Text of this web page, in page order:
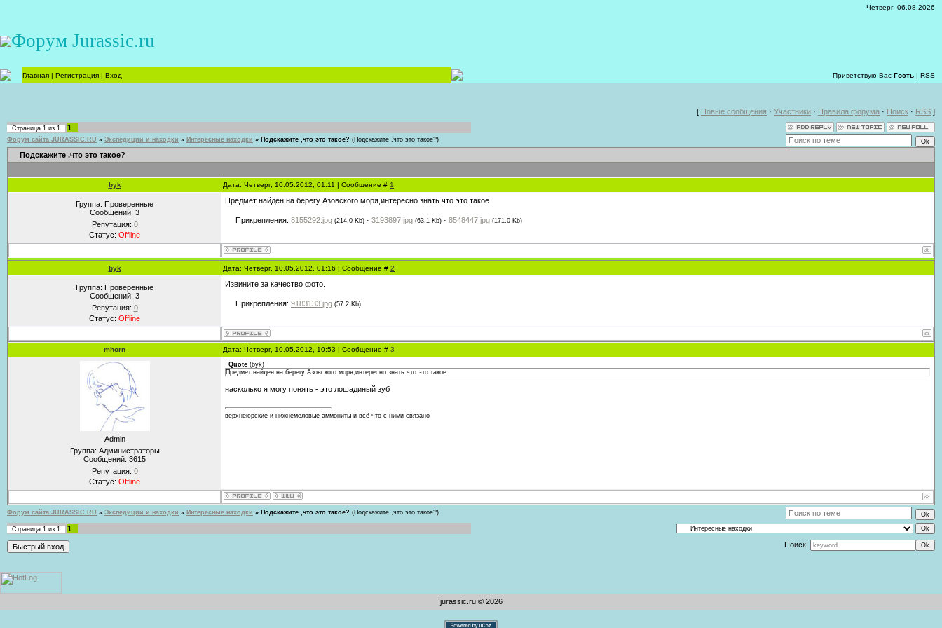
Четверг, 06.08.2026
Форум Jurassic.ru
Главная | Регистрация | Вход Приветствую Вас Гость | RSS
[ Новые сообщения · Участники · Правила форума · Поиск · RSS ]
Страница 1 из 1 1
Форум сайта JURASSIC.RU » Экспедиции и находки » Интересные находки » Подскажите ,что это такое? (Подскажите ,что это такое?)
Подскажите ,что это такое?
byk Дата: Четверг, 10.05.2012, 01:11 | Сообщение # 1
Группа: Проверенные
Сообщений: 3
Репутация: 0
Статус: Offline
Предмет найден на берегу Азовского моря,интересно знать что это такое.
Прикрепления: 8155292.jpg (214.0 Kb) · 3193897.jpg (63.1 Kb) · 8548447.jpg (171.0 Kb)
byk Дата: Четверг, 10.05.2012, 01:16 | Сообщение # 2
Группа: Проверенные
Сообщений: 3
Репутация: 0
Статус: Offline
Извините за качество фото.
Прикрепления: 9183133.jpg (57.2 Kb)
mhorn Дата: Четверг, 10.05.2012, 10:53 | Сообщение # 3
Admin
Группа: Администраторы
Сообщений: 3615
Репутация: 0
Статус: Offline
Quote (byk)
Предмет найден на берегу Азовского моря,интересно знать что это такое
насколько я могу понять - это лошадиный зуб
верхнеюрские и нижнемеловые аммониты и всё что с ними связано
Форум сайта JURASSIC.RU » Экспедиции и находки » Интересные находки » Подскажите ,что это такое? (Подскажите ,что это такое?)
Страница 1 из 1
1
Поиск:
jurassic.ru © 2026